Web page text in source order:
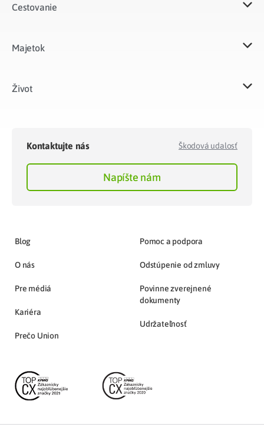
Cestovanie
Majetok​
Život​
Kontaktujte nás Škodová udalosť
Napíšte nám
Blog
O nás
Pre médiá
Kariéra
Prečo Union
Pomoc a podpora
Odstúpenie od zmluvy
Povinne zverejnené
dokumenty
Udržateľnosť